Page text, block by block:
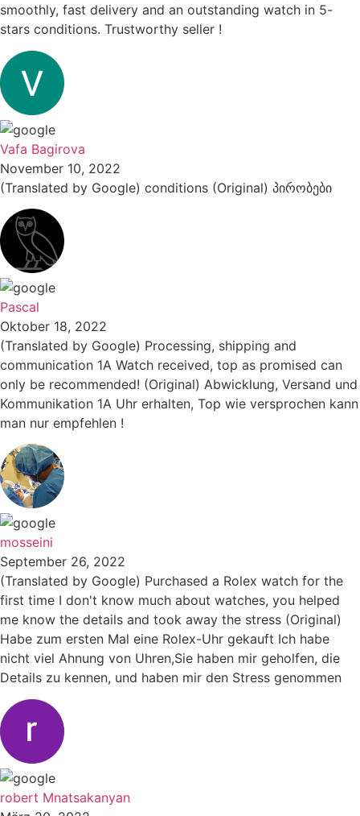
smoothly, fast delivery and an outstanding watch in 5-
stars conditions. Trustworthy seller !
Vafa Bagirova
November 10, 2022
(Translated by Google) conditions (Original) პირობები
Pascal
Oktober 18, 2022
(Translated by Google) Processing, shipping and
communication 1A Watch received, top as promised can
only be recommended! (Original) Abwicklung, Versand und
Kommunikation 1A Uhr erhalten, Top wie versprochen kann
man nur empfehlen !
mosseini
September 26, 2022
(Translated by Google) Purchased a Rolex watch for the
first time I don't know much about watches, you helped
me know the details and took away the stress (Original)
Habe zum ersten Mal eine Rolex-Uhr gekauft Ich habe
nicht viel Ahnung von Uhren,Sie haben mir geholfen, die
Details zu kennen, und haben mir den Stress genommen
robert Mnatsakanyan